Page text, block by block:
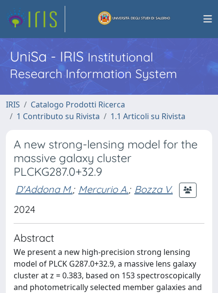
UniSa - IRISInstitutional
Research Information System
IRIS
Catalogo Prodotti Ricerca
1 Contributo su Rivista
1.1 Articoli su Rivista
A new strong-lensing model for the
massive galaxy cluster
PLCKG287.0+32.9
D'Addona M.; Mercurio A.; Bozza V.
2024
Abstract
We present a new high-precision strong lensing
model of PLCK G287.0+32.9, a massive lens galaxy
cluster at z = 0.383, based on 153 spectroscopically
and photometrically selected member galaxies and